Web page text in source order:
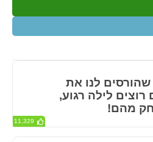
שהורסים לנו את
לילה רגוע,
מהם!
11,329